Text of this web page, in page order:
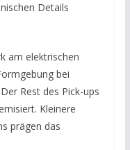
Details
am elektrischen
bei
Rest des Pick-ups
Kleinere
prägen das